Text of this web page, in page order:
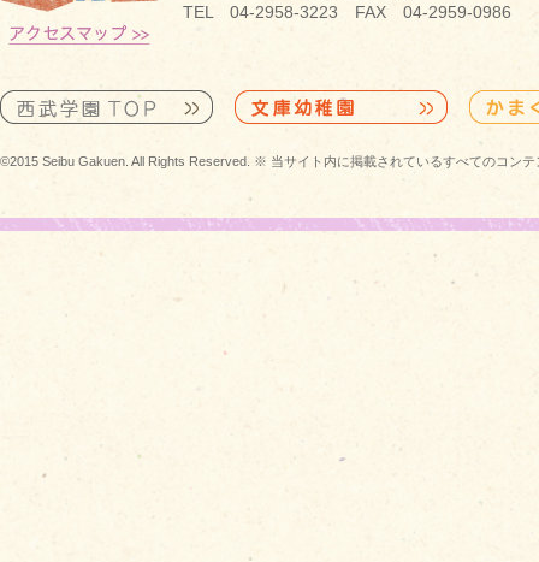
TEL 04-2958-3223 FAX 04-2959-0986
©2015 Seibu Gakuen. All Rights Reserved. ※ 当サイト内に掲載されているすべてのコン